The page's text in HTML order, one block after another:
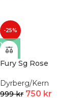
-25%
Fury Sg Rose
Dyrberg/Kern
999kr 750 kr